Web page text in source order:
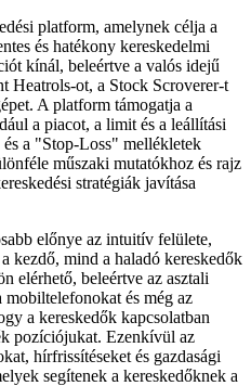
platform, amelynek célja a
és hatékony kereskedelmi
kínál, beleértve a valós idejű
Heatrols-ot, a Stock Scroverer-t
A platform támogatja a
a piacot, a limit és a leállítási
a "Stop-Loss" mellékletek
műszaki mutatókhoz és rajz
stratégiák javítása
előnye az intuitív felülete,
kezdő, mind a haladó kereskedők
elérhető, beleértve az asztali
mobiltelefonokat és még az
a kereskedők kapcsolatban
pozíciójukat. Ezenkívül az
hírfrissítéseket és gazdasági
segítenek a kereskedőknek a